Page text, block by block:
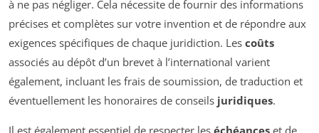
à ne pas négliger. Cela nécessite de fournir des informations
précises et complètes sur votre invention et de répondre aux
exigences spécifiques de chaque juridiction. Les coûts
associés au dépôt d’un brevet à l’international varient
également, incluant les frais de soumission, de traduction et
éventuellement les honoraires de conseils juridiques.